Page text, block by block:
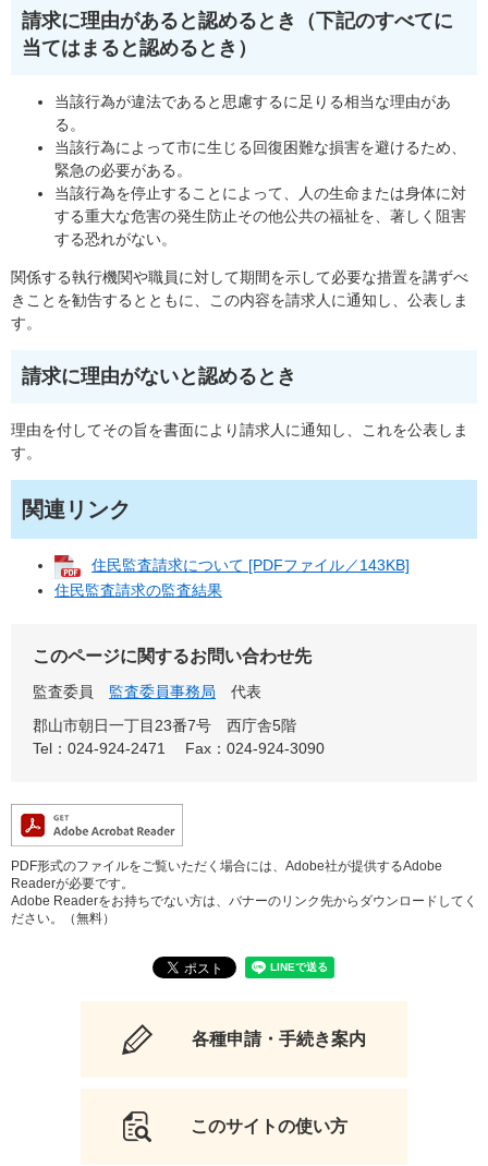
請求に理由があると認めるとき（下記のすべてに
当てはまると認めるとき）
当該行為が違法であると思慮するに足りる相当な理由があ
る。
当該行為によって市に生じる回復困難な損害を避けるため、
緊急の必要がある。
当該行為を停止することによって、人の生命または身体に対
する重大な危害の発生防止その他公共の福祉を、著しく阻害
する恐れがない。
関係する執行機関や職員に対して期間を示して必要な措置を講ずべ
きことを勧告するとともに、この内容を請求人に通知し、公表しま
す。
請求に理由がないと認めるとき
理由を付してその旨を書面により請求人に通知し、これを公表しま
す。
関連リンク
住民監査請求について [PDFファイル／143KB]
住民監査請求の監査結果
このページに関するお問い合わせ先
監査委員 監査委員事務局
代表
郡山市朝日一丁目23番7号 西庁舎5階
Tel：024-924-2471
Fax：024-924-3090
PDF形式のファイルをご覧いただく場合には、Adobe社が提供するAdobe
Readerが必要です。
Adobe Readerをお持ちでない方は、バナーのリンク先からダウンロードしてく
ださい。（無料）
各種申請・手続き案内
このサイトの使い方